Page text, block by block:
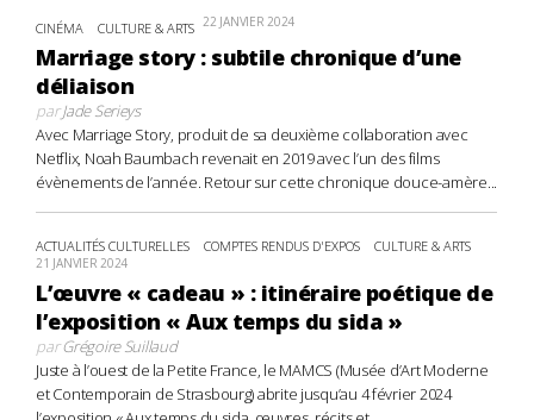
CINÉMA CULTURE & ARTS 22 JANVIER 2024
Marriage story : subtile chronique d’une
déliaison
parJade Serieys
Avec Marriage Story, produit de sa deuxième collaboration avec
Netflix, Noah Baumbach revenait en 2019 avec l’un des films
évènements de l’année. Retour sur cette chronique douce-amère...
ACTUALITÉS CULTURELLES COMPTES RENDUS D'EXPOS CULTURE & ARTS
21 JANVIER 2024
L’œuvre « cadeau » : itinéraire poétique de
l’exposition « Aux temps du sida »
parGrégoire Suillaud
Juste à l’ouest de la Petite France, le MAMCS (Musée d’Art Moderne
et Contemporain de Strasbourg) abrite jusqu’au 4 février 2024